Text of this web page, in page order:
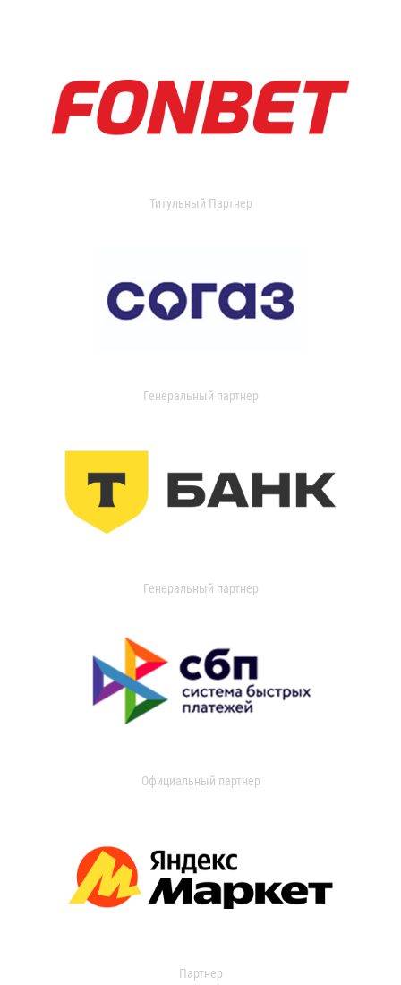
Титульный Партнер
Генеральный партнер
Генеральный партнер
Официальный партнер
Партнер